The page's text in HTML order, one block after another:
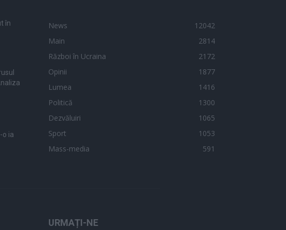
în
o ia
News
12042
Main
2814
Război în Ucraina
2172
Opinii
1877
Lumea
1416
Politică
1300
Dezvăluiri
1065
Sport
1053
Mass-media
591
URMAȚI-NE